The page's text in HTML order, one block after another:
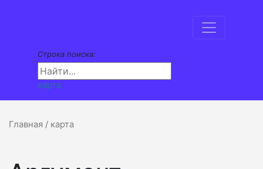
Строка поиска:
карта
Главная / карта